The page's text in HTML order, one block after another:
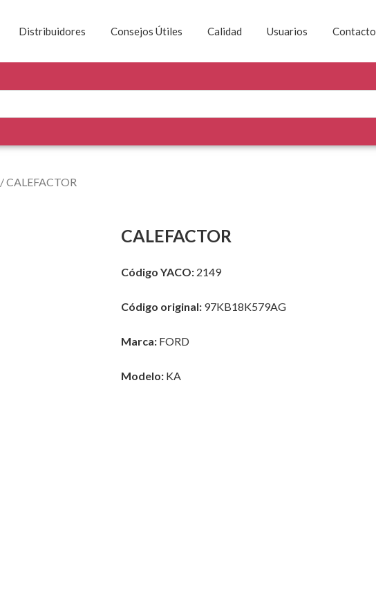
Distribuidores Consejos Útiles Calidad Usuarios Contacto
/ CALEFACTOR
CALEFACTOR
Código YACO:2149
Código original:97KB18K579AG
Marca:FORD
Modelo:KA